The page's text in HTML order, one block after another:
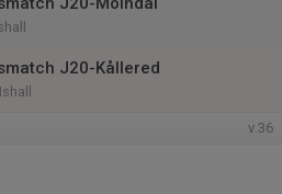
J20-Kållered
v.36